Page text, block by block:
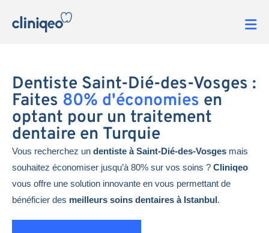
Dentiste Saint-Dié-des-Vosges :
Faites 80% d'économies en
optant pour un traitement
dentaire en Turquie
Vous recherchez un dentiste à Saint-Dié-des-Vosges mais
souhaitez économiser jusqu’à 80% sur vos soins ? Cliniqeo
vous offre une solution innovante en vous permettant de
bénéficier des meilleurs soins dentaires à Istanbul.